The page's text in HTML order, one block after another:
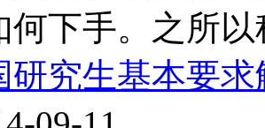
何下手。之所
研究生基本要求